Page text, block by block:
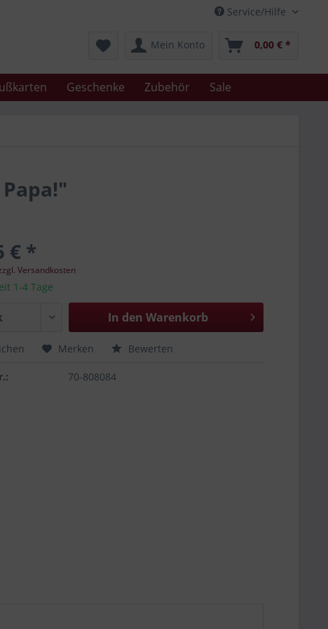
Service/Hilfe
Mein Konto 0,00 € *
Geschenke Zubehör Sale
€ *
Versandkosten
1-4 Tage
In den Warenkorb
Merken Bewerten
70-808084